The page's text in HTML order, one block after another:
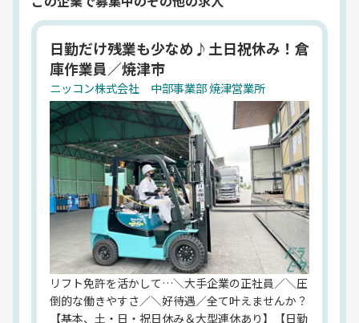
ー、中型トラックドライバー（箱車）、小型トラッ
クドライバー（箱車、平ボディ車）、キャリアカー
ドライバー、大型トラックドライバー（ウイング
車）、倉庫作業員、などの求人を掲載中です。
法人名
ニッコン株式会社 中部事業部
代表者
大岡誠司
2015年5月25日
住所
東京都中央区明石町 6-17
資本金
5億円
従業員数
4,275名
日勤だけ残業も少なめ♪土日祝休み！倉
庫作業員／焼津市
ニッコン株式会社 中部事業部 焼津営業所
リフト免許を活かして…＼大手企業の正社員／＼圧
倒的な働きやすさ／＼好待遇／全て叶えませんか？
【基本、土・日・祝日休み＆大型連休あり】【日勤